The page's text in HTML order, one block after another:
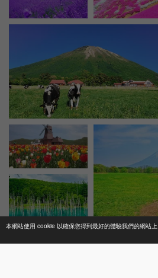
本網站使用 cookie 以確保您得到最好的體驗我們的網站上